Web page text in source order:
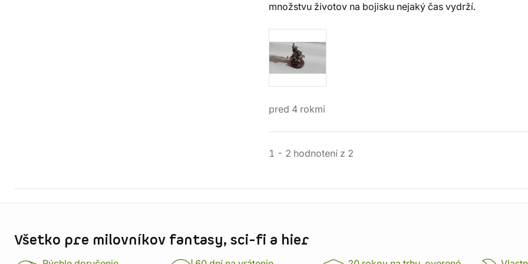
množstvu životov na bojisku nejaký čas vydrží.
pred 4 rokmi
1 - 2 hodnotení z 2
Všetko pre milovníkov fantasy, sci-fi a hier